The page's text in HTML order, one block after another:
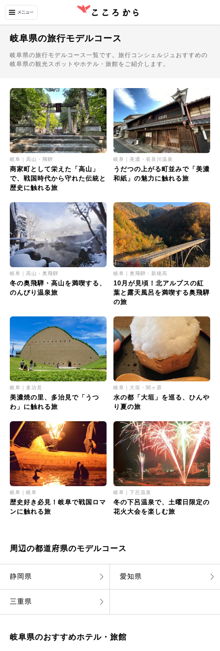
岐阜県の旅行モデルコース
岐阜県の旅行モデルコース一覧です。旅行コンシェルジュおすすめの
岐阜県の観光スポットやホテル・旅館をご紹介します。
岐阜｜高山・飛騨
商家町として栄えた「高山」
で、戦国時代から守れた伝統と
歴史に触れる旅
岐阜｜美濃・長良川温泉
うだつの上がる町並みで「美濃
和紙」の魅力に触れる旅
岐阜｜高山・奥飛騨
冬の奥飛騨・高山を満喫する、
のんびり温泉旅
岐阜｜奥飛騨・新穂高
10月が見頃！北アルプスの紅
葉と露天風呂を満喫する奥飛騨
の旅
岐阜｜多治見
美濃焼の里、多治見で「うつ
わ」に触れる旅
岐阜｜大垣・関ヶ原
水の都「大垣」を巡る、ひんや
り夏の旅
岐阜｜岐阜
歴史好き必見！岐阜で戦国ロマ
ンに触れる旅
岐阜｜下呂温泉
冬の下呂温泉で、土曜日限定の
花火大会を楽しむ旅
周辺の都道府県のモデルコース
静岡県 愛知県
三重県
岐阜県のおすすめホテル・旅館